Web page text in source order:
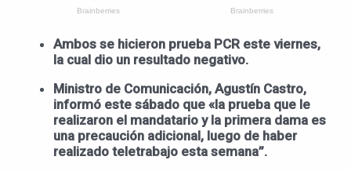
Ambos se hicieron prueba PCR este viernes,
la cual dio un resultado negativo.
Ministro de Comunicación, Agustín Castro,
informó este sábado que «la prueba que le
realizaron el mandatario y la primera dama es
una precaución adicional, luego de haber
realizado teletrabajo esta semana”.